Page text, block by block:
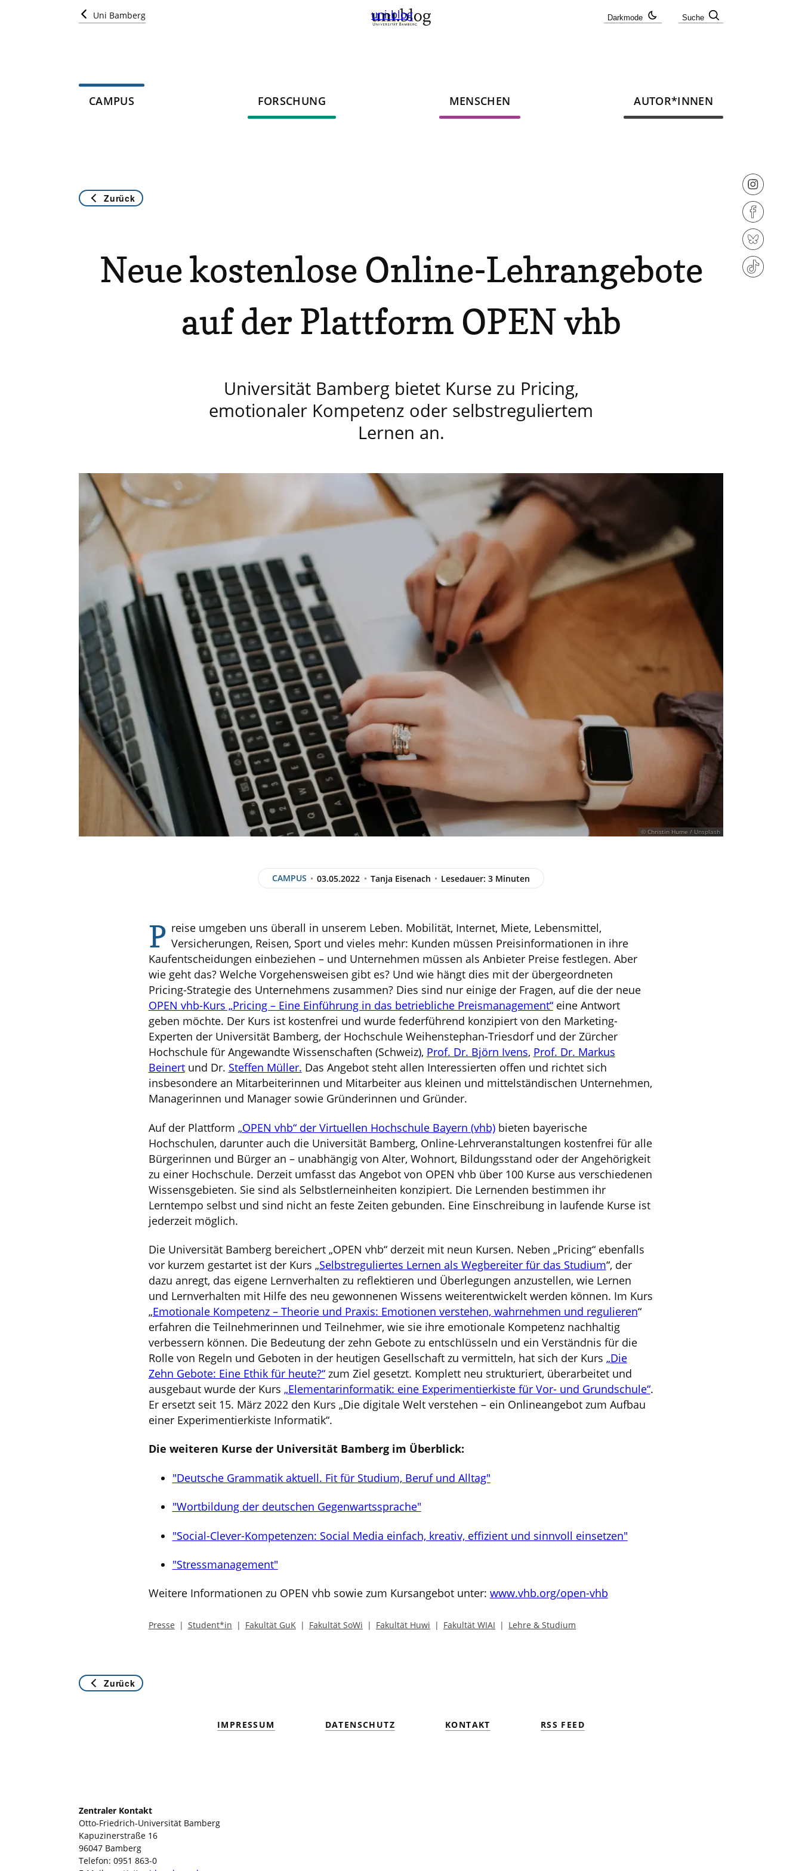
Uni Bamberg Darkmode Suche
uni-blog
CAMPUS FORSCHUNG MENSCHEN AUTOR*INNEN
Zurück
Neue kostenlose Online-Lehrangebote
auf der Plattform OPEN vhb
Universität Bamberg bietet Kurse zu Pricing,
emotionaler Kompetenz oder selbstreguliertem
Lernen an.
© Christin Hume / Unsplash
CAMPUS 03.05.2022 Tanja Eisenach Lesedauer: 3 Minuten
P reise umgeben uns überall in unserem Leben. Mobilität, Internet, Miete, Lebensmittel,
Versicherungen, Reisen, Sport und vieles mehr: Kunden müssen Preisinformationen in ihre
Kaufentscheidungen einbeziehen – und Unternehmen müssen als Anbieter Preise festlegen. Aber
wie geht das? Welche Vorgehensweisen gibt es? Und wie hängt dies mit der übergeordneten
Pricing-Strategie des Unternehmens zusammen? Dies sind nur einige der Fragen, auf die der neue
OPEN vhb-Kurs „Pricing – Eine Einführung in das betriebliche Preismanagement“eine Antwort
geben möchte. Der Kurs ist kostenfrei und wurde federführend konzipiert von den Marketing-
Experten der Universität Bamberg, der Hochschule Weihenstephan-Triesdorf und der Zürcher
Hochschule für Angewandte Wissenschaften (Schweiz), Prof. Dr. Björn Ivens, Prof. Dr. Markus
Beinertund Dr. Steffen Müller. Das Angebot steht allen Interessierten offen und richtet sich
insbesondere an Mitarbeiterinnen und Mitarbeiter aus kleinen und mittelständischen Unternehmen,
Managerinnen und Manager sowie Gründerinnen und Gründer.
Auf der Plattform „OPEN vhb“ der Virtuellen Hochschule Bayern (vhb)bieten bayerische
Hochschulen, darunter auch die Universität Bamberg, Online-Lehrveranstaltungen kostenfrei für alle
Bürgerinnen und Bürger an – unabhängig von Alter, Wohnort, Bildungsstand oder der Angehörigkeit
zu einer Hochschule. Derzeit umfasst das Angebot von OPEN vhb über 100 Kurse aus verschiedenen
Wissensgebieten. Sie sind als Selbstlerneinheiten konzipiert. Die Lernenden bestimmen ihr
Lerntempo selbst und sind nicht an feste Zeiten gebunden. Eine Einschreibung in laufende Kurse ist
jederzeit möglich.
Die Universität Bamberg bereichert „OPEN vhb“ derzeit mit neun Kursen. Neben „Pricing“ ebenfalls
vor kurzem gestartet ist der Kurs „Selbstreguliertes Lernen als Wegbereiter für das Studium“, der
dazu anregt, das eigene Lernverhalten zu reflektieren und Überlegungen anzustellen, wie Lernen
und Lernverhalten mit Hilfe des neu gewonnenen Wissens weiterentwickelt werden können. Im Kurs
„Emotionale Kompetenz – Theorie und Praxis: Emotionen verstehen, wahrnehmen und regulieren“
erfahren die Teilnehmerinnen und Teilnehmer, wie sie ihre emotionale Kompetenz nachhaltig
verbessern können. Die Bedeutung der zehn Gebote zu entschlüsseln und ein Verständnis für die
Rolle von Regeln und Geboten in der heutigen Gesellschaft zu vermitteln, hat sich der Kurs „Die
Zehn Gebote: Eine Ethik für heute?“zum Ziel gesetzt. Komplett neu strukturiert, überarbeitet und
ausgebaut wurde der Kurs „Elementarinformatik: eine Experimentierkiste für Vor- und Grundschule“.
Er ersetzt seit 15. März 2022 den Kurs „Die digitale Welt verstehen – ein Onlineangebot zum Aufbau
einer Experimentierkiste Informatik“.
Die weiteren Kurse der Universität Bamberg im Überblick:
"Deutsche Grammatik aktuell. Fit für Studium, Beruf und Alltag"
"Wortbildung der deutschen Gegenwartssprache"
"Social-Clever-Kompetenzen: Social Media einfach, kreativ, effizient und sinnvoll einsetzen"
"Stressmanagement"
Weitere Informationen zu OPEN vhb sowie zum Kursangebot unter: www.vhb.org/open-vhb
Presse Student*in Fakultät GuK Fakultät SoWi Fakultät Huwi Fakultät WIAI Lehre & Studium
Zurück
IMPRESSUM DATENSCHUTZ KONTAKT RSS FEED
Zentraler Kontakt
Otto-Friedrich-Universität Bamberg
Kapuzinerstraße 16
96047 Bamberg
Telefon: 0951 863-0